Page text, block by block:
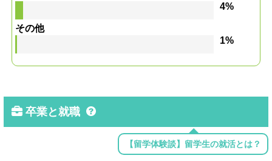
4%
その他
1%
卒業と就職
【留学体験談】留学生の就活とは？